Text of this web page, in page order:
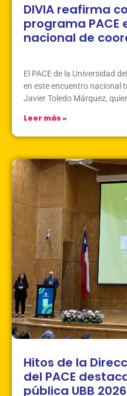
DIVIA reafirma
programa PACE
nacional de
El PACE de la Universidad
en este encuentro nacional
Javier Toledo Márquez,
Leer más »
Hitos de la
del PACE
pública UBB 2026